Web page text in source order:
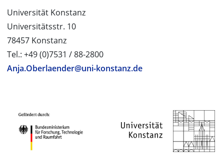
Universität Konstanz
Universitätsstr. 10
78457 Konstanz
Tel.: +49 (0)7531 / 88-2800
Anja.Oberlaender@uni-konstanz.de